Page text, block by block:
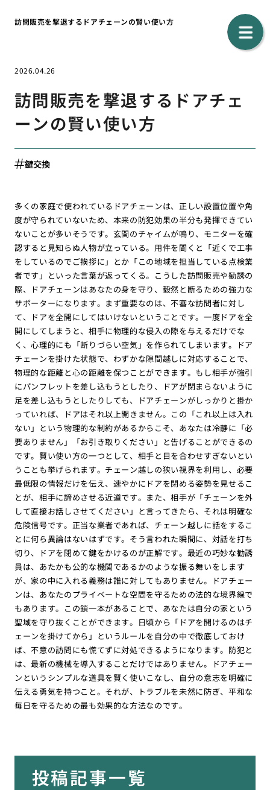
訪問販売を撃退するドアチェーンの賢い使い方
2026.04.26
訪問販売を撃退するドアチェ
ーンの賢い使い方
鍵交換
多くの家庭で使われているドアチェーンは、正しい設置位置や角
度が守られていないため、本来の防犯効果の半分も発揮できてい
ないことが多いそうです。玄関のチャイムが鳴り、モニターを確
認すると見知らぬ人物が立っている。用件を聞くと「近くで工事
をしているのでご挨拶に」とか「この地域を担当している点検業
者です」といった言葉が返ってくる。こうした訪問販売や勧誘の
際、ドアチェーンはあなたの身を守り、毅然と断るための強力な
サポーターになります。まず重要なのは、不審な訪問者に対し
て、ドアを全開にしてはいけないということです。一度ドアを全
開にしてしまうと、相手に物理的な侵入の隙を与えるだけでな
く、心理的にも「断りづらい空気」を作られてしまいます。ドア
チェーンを掛けた状態で、わずかな隙間越しに対応することで、
物理的な距離と心の距離を保つことができます。もし相手が強引
にパンフレットを差し込もうとしたり、ドアが閉まらないように
足を差し込もうとしたりしても、ドアチェーンがしっかりと掛か
っていれば、ドアはそれ以上開きません。この「これ以上は入れ
ない」という物理的な制約があるからこそ、あなたは冷静に「必
要ありません」「お引き取りください」と告げることができるの
です。賢い使い方の一つとして、相手と目を合わせすぎないとい
うことも挙げられます。チェーン越しの狭い視界を利用し、必要
最低限の情報だけを伝え、速やかにドアを閉める姿勢を見せるこ
とが、相手に諦めさせる近道です。また、相手が「チェーンを外
して直接お話しさせてください」と言ってきたら、それは明確な
危険信号です。正当な業者であれば、チェーン越しに話をするこ
とに何ら異論はないはずです。そう言われた瞬間に、対話を打ち
切り、ドアを閉めて鍵をかけるのが正解です。最近の巧妙な勧誘
員は、あたかも公的な機関であるかのような振る舞いをします
が、家の中に入れる義務は誰に対してもありません。ドアチェー
ンは、あなたのプライベートな空間を守るための法的な境界線で
もあります。この鎖一本があることで、あなたは自分の家という
聖域を守り抜くことができます。日頃から「ドアを開けるのはチ
ェーンを掛けてから」というルールを自分の中で徹底しておけ
ば、不意の訪問にも慌てずに対処できるようになります。防犯と
は、最新の機械を導入することだけではありません。ドアチェー
ンというシンプルな道具を賢く使いこなし、自分の意志を明確に
伝える勇気を持つこと。それが、トラブルを未然に防ぎ、平和な
毎日を守るための最も効果的な方法なのです。
投稿記事一覧